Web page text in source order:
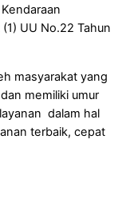
UU No.22 Tahun
masyarakat yang
memiliki umur
dalam hal
terbaik, cepat